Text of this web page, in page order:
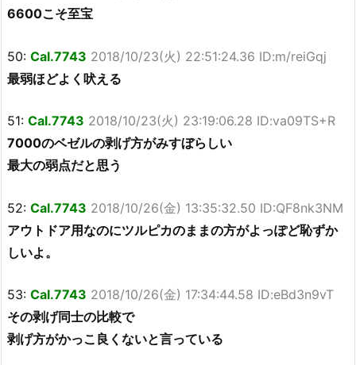
6600こそ至宝
50: Cal.7743 2018/10/23(火) 22:51:24.36 ID:m/reiGqj
最弱ほどよく吠える
51: Cal.7743 2018/10/23(火) 23:19:06.28 ID:va09TS+R
7000のベゼルの剥げ方がみすぼらしい
最大の弱点だと思う
52: Cal.7743 2018/10/26(金) 13:35:32.50 ID:QF8nk3NM
アウトドア用なのにツルピカのままの方がよっぽど恥ずか
しいよ。
53: Cal.7743 2018/10/26(金) 17:34:44.58 ID:eBd3n9vT
その剥げ同士の比較で
剥げ方がかっこ良くないと言っている